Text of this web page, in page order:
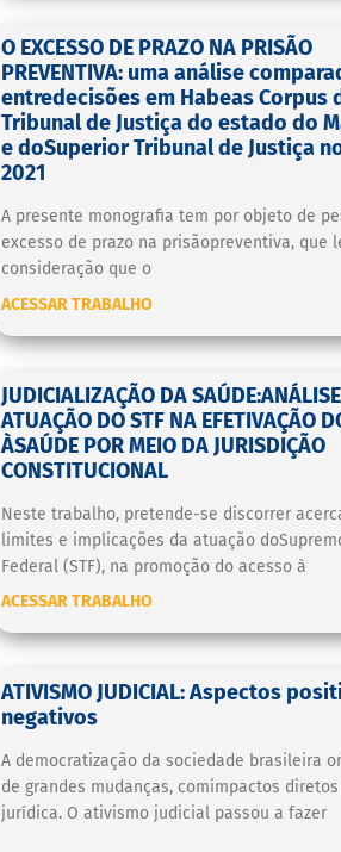
O EXCESSO DE PRAZO NA PRISÃO
PREVENTIVA: uma análise
entredecisões em Habeas Corpus
Tribunal de Justiça do estado do
e doSuperior Tribunal de Justiça
2021
A presente monografia tem por objeto de
excesso de prazo na prisãopreventiva, que
consideração que o
ACESSAR TRABALHO
JUDICIALIZAÇÃO DA
ATUAÇÃO DO STF NA EFETIVAÇÃO
ÀSAÚDE POR MEIO DA JURISDIÇÃO
CONSTITUCIONAL
Neste trabalho, pretende-se discorrer
limites e implicações da atuação
Federal (STF), na promoção do acesso à
ACESSAR TRABALHO
ATIVISMO JUDICIAL: Aspectos
negativos
A democratização da sociedade brasileira
de grandes mudanças, comimpactos
jurídica. O ativismo judicial passou a fazer